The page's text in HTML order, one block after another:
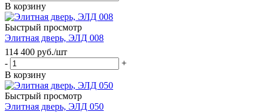
В корзину
Быстрый просмотр
Элитная дверь, ЭЛД 008
114 400 руб./шт
-
+
В корзину
Быстрый просмотр
Элитная дверь, ЭЛД 050